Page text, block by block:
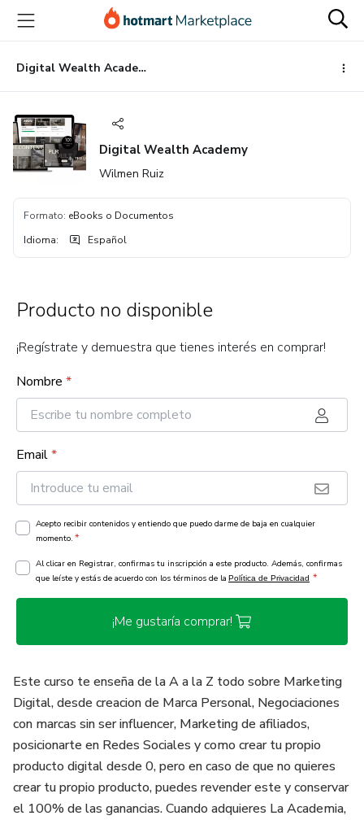
principal
página
de
página
Digital Wealth Academy
Digital Wealth Academy
Wilmen Ruiz
Formato: eBooks o Documentos
Idioma: Español
Producto no disponible
¡Regístrate y demuestra que tienes interés en comprar!
Nombre *
Email*
Acepto recibir contenidos y entiendo que puedo darme de baja en cualquier
momento. *
Al clicar en Registrar, confirmas tu inscripción a este producto. Además, confirmas
que leíste y estás de acuerdo con los términos de la Política de Privacidad *
¡Me gustaría comprar!
Este curso te enseña de la A a la Z todo sobre Marketing
Digital, desde creacion de Marca Personal, Negociaciones
con marcas sin ser influencer, Marketing de afiliados,
posicionarte en Redes Sociales y como crear tu propio
producto digital desde 0, pero en caso de que no quieres
crear tu propio producto, puedes revender este y conservar
el 100% de las ganancias. Cuando adquieres La Academia,